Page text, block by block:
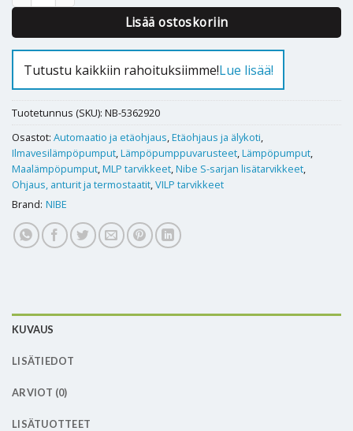
Lisää ostoskoriin
Tutustu kaikkiin rahoituksiimme!Lue lisää!
Tuotetunnus (SKU): NB-5362920
Osastot: Automaatio ja etäohjaus,Etäohjaus ja älykoti,
Ilmavesilämpöpumput,Lämpöpumppuvarusteet,Lämpöpumput,
Maalämpöpumput,MLP tarvikkeet,Nibe S-sarjan lisätarvikkeet,
Ohjaus, anturit ja termostaatit,VILP tarvikkeet
Brand: NIBE
KUVAUS
LISÄTIEDOT
ARVIOT (0)
LISÄTUOTTEET